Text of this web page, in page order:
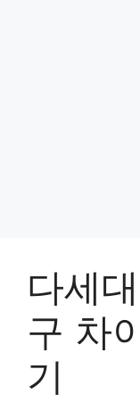
다세
구 차
기